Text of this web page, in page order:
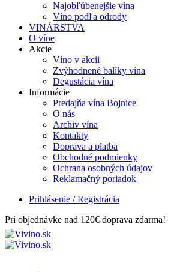
Najobľúbenejšie vína
Víno podľa odrody
VINÁRSTVA
O víne
Akcie
Víno v akcii
Zvýhodnené balíky vína
Degustácia vína
Informácie
Predajňa vína Bojnice
O nás
Archiv vína
Kontakty
Doprava a platba
Obchodné podmienky
Ochrana osobných údajov
Reklamačný poriadok
Prihlásenie / Registrácia
Pri objednávke nad 120€ doprava zdarma!